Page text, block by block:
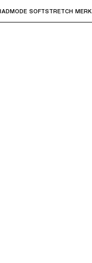
en "Pijl
SOFTSTRETCH